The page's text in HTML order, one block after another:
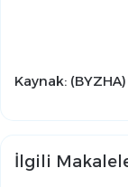
Kaynak:
İlgili